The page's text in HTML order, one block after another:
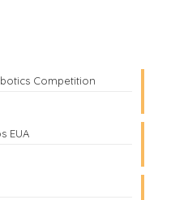
Competition
EUA